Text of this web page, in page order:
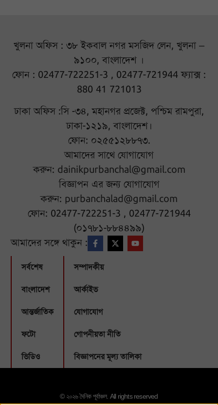
খুলনা অফিস : ৩৮ ইকবাল নগর মসজিদ লেন, খুলনা –
৯১০০, বাংলাদেশ ।
ফোন : 02477-722251-3 , 02477-721944 ফ্যাক্স :
880 41 721013
ঢাকা অফিস :সি -৩৪, মহানগর প্রজেক্ট, পশ্চিম রামপুরা,
ঢাকা-১২১৯, বাংলাদেশ।
ফোন: ০২৫৫১২৮৮৭৩.
আমাদের সাথে যোগাযোগ
করুন: dainikpurbanchal@gmail.com
বিজ্ঞাপন এর জন্য যোগাযোগ
করুন: purbanchalad@gmail.com
ফোন: 02477-722251-3 , 02477-721944
(০১৭৮১-৮৮৪৪৯৯)
আমাদের সঙ্গে থাকুন :
সর্বশেষ
বাংলাদেশ
আন্তর্জাতিক
ফটো
ভিডিও
সম্পাদকীয়
আর্কাইভ
যোগাযোগ
গোপনীয়তা নীতি
বিজ্ঞাপনের মূল্য তালিকা
© ২০২৬ দৈনিক পূর্বাঞ্চল. All rights reserved